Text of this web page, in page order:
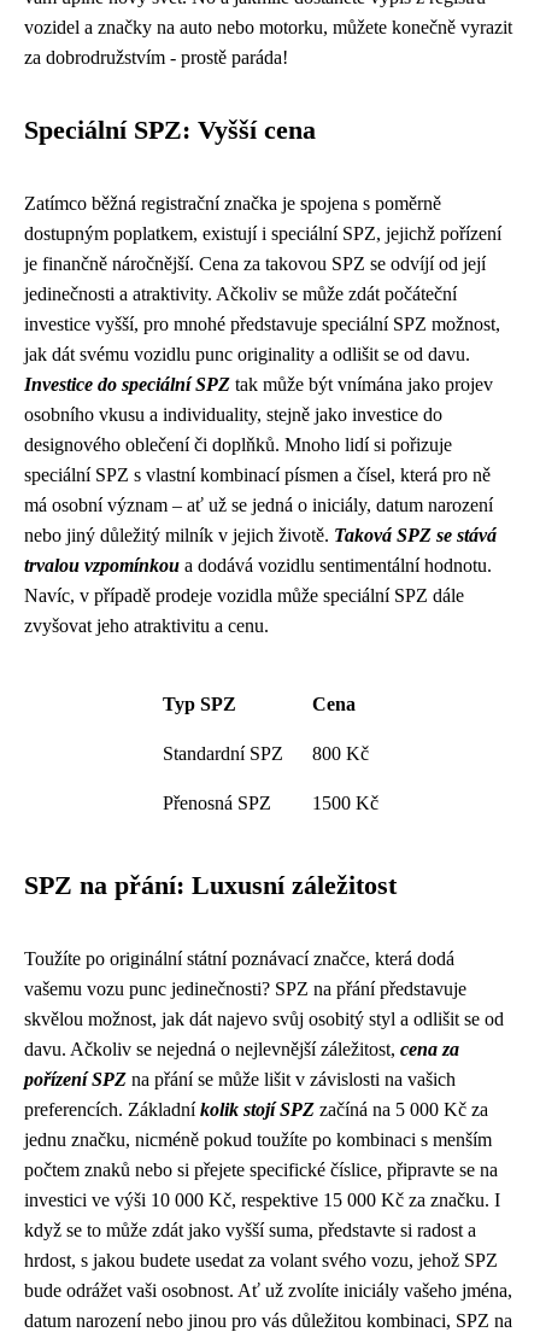
vozidel a značky na auto nebo motorku, můžete konečně vyrazit
za dobrodružstvím - prostě paráda!
Speciální SPZ: Vyšší cena
Zatímco běžná registrační značka je spojena s poměrně
dostupným poplatkem, existují i speciální SPZ, jejichž pořízení
je finančně náročnější. Cena za takovou SPZ se odvíjí od její
jedinečnosti a atraktivity. Ačkoliv se může zdát počáteční
investice vyšší, pro mnohé představuje speciální SPZ možnost,
jak dát svému vozidlu punc originality a odlišit se od davu.
Investice do speciální SPZ tak může být vnímána jako projev
osobního vkusu a individuality, stejně jako investice do
designového oblečení či doplňků. Mnoho lidí si pořizuje
speciální SPZ s vlastní kombinací písmen a čísel, která pro ně
má osobní význam – ať už se jedná o iniciály, datum narození
nebo jiný důležitý milník v jejich životě. Taková SPZ se stává
trvalou vzpomínkou a dodává vozidlu sentimentální hodnotu.
Navíc, v případě prodeje vozidla může speciální SPZ dále
zvyšovat jeho atraktivitu a cenu.
Typ SPZ Cena
Standardní SPZ 800 Kč
Přenosná SPZ 1500 Kč
SPZ na přání: Luxusní záležitost
Toužíte po originální státní poznávací značce, která dodá
vašemu vozu punc jedinečnosti? SPZ na přání představuje
skvělou možnost, jak dát najevo svůj osobitý styl a odlišit se od
davu. Ačkoliv se nejedná o nejlevnější záležitost, cena za
pořízení SPZ na přání se může lišit v závislosti na vašich
preferencích. Základníkolik stojí SPZ začíná na 5 000 Kč za
jednu značku, nicméně pokud toužíte po kombinaci s menším
počtem znaků nebo si přejete specifické číslice, připravte se na
investici ve výši 10 000 Kč, respektive 15 000 Kč za značku. I
když se to může zdát jako vyšší suma, představte si radost a
hrdost, s jakou budete usedat za volant svého vozu, jehož SPZ
bude odrážet vaši osobnost. Ať už zvolíte iniciály vašeho jména,
datum narození nebo jinou pro vás důležitou kombinaci, SPZ na